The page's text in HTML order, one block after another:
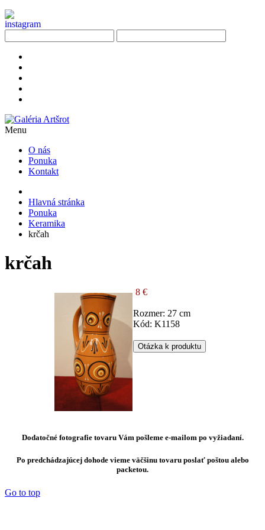
Menu
O nás
Ponuka
Kontakt
Hlavná stránka
Ponuka
Keramika
krčah
krčah
8 €
Rozmer: 27 cm
Kód: K1158
Otázka k produktu
Dodatočné fotografie tovaru Vám pošleme e-mailom po vyžiadaní.
Po predchádzajúcej dohode vieme väčšinu tovaru poslať poštou alebo
packetou.
Go to top